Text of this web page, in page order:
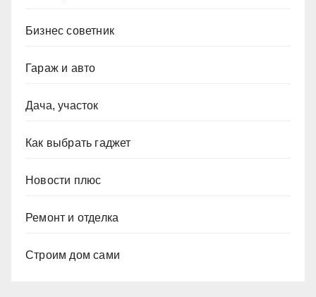
Бизнес советник
Гараж и авто
Дача, участок
Как выбрать гаджет
Новости плюс
Ремонт и отделка
Строим дом сами